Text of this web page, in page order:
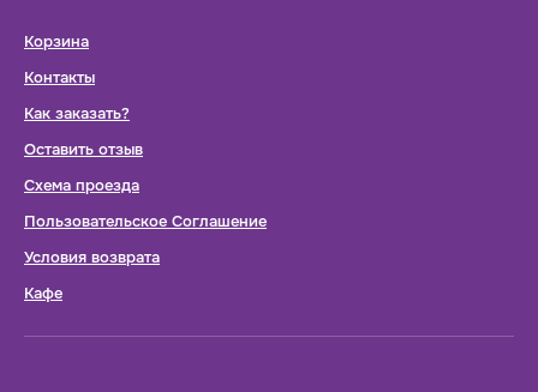
Корзина
Контакты
Как заказать?
Оставить отзыв
Схема проезда
Пользовательское Соглашение
Условия возврата
Кафе